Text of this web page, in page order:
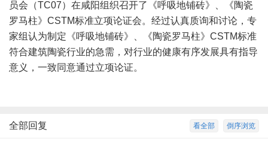
员会（TC07）在咸阳组织召开了《呼吸地铺砖》、《陶瓷
罗马柱》CSTM标准立项论证会。经过认真质询和讨论，专
家组认为制定《呼吸地铺砖》、《陶瓷罗马柱》CSTM标准
符合建筑陶瓷行业的急需，对行业的健康有序发展具有指导
意义，一致同意通过立项论证。
倒序浏览
看全部
全部回复